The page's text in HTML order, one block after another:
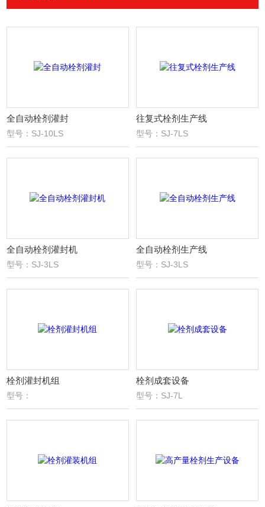
全自动栓剂灌封
型号：SJ-10LS
往复式栓剂生产线
型号：SJ-7LS
全自动栓剂灌封机
型号：SJ-3LS
全自动栓剂生产线
型号：SJ-3LS
栓剂灌封机组
型号：
栓剂成套设备
型号：SJ-7L